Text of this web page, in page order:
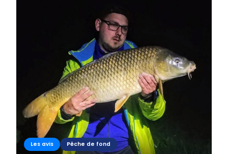
Les avis Pêche de fond